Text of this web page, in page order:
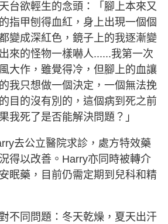
台欲輕生的念頭：「腳上本來又
指甲刨得血紅，身上出現一個個
變成深紅色，鏡子上的我逐漸變
來的怪物一樣嚇人......我第一次
大作，雖覺得冷，但腳上的血讓
我只想做一個決定，一個無法挽
目的沒有別的，這個病到死之前
我死了是否能解決問題？」
去公立醫院求診，處方特效藥
得以改善。Harry亦同時被轉介
眠藥，目前仍需定期到兒科和精
不同問題：冬天乾燥，夏天出汗